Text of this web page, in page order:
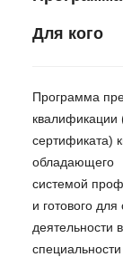
Для кого
Программа
квалификации
сертификата)
обладающего
системой
и готового
деятельности